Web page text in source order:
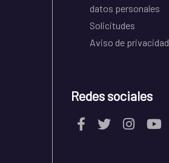
datos personales
Solicitudes
Aviso de privacidad
Redes sociales